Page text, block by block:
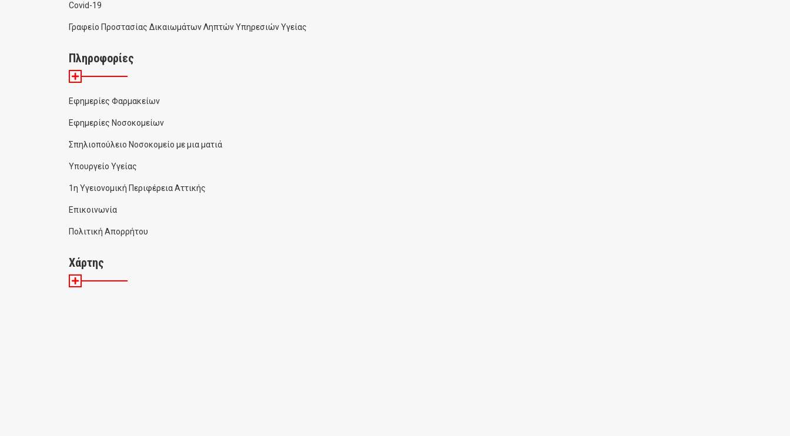
Covid-19
Γραφείο Προστασίας Δικαιωμάτων Ληπτών Υπηρεσιών Υγείας
Πληροφορίες
Εφημερίες Φαρμακείων
Εφημερίες Νοσοκομείων
Σπηλιοπούλειο Νοσοκομείο με μια ματιά
Υπουργείο Υγείας
1η Υγειονομική Περιφέρεια Αττικής
Επικοινωνία
Πολιτική Απορρήτου
Χάρτης